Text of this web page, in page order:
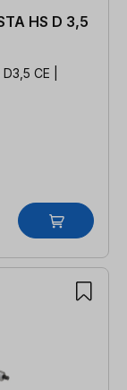
HS D 3,5
CE |